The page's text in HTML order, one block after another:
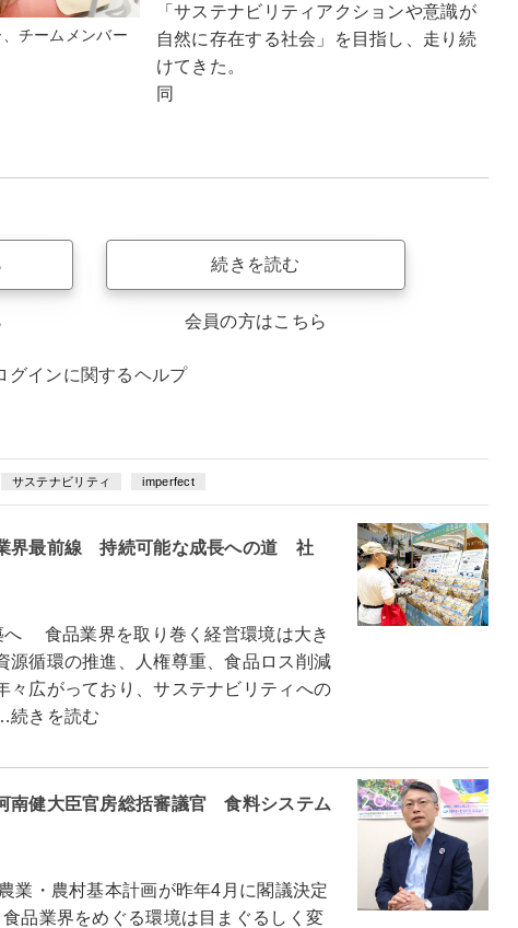
チームメンバー
「サステナビリティアクションや意識が
自然に存在する社会」を目指し、走り続
けてきた。
同
続きを読む
会員の方はこちら
グインに関するヘルプ
サステナビリティ imperfect
界最前線 持続可能な成長への道 社
食品業界を取り巻く経営環境は大き
源循環の推進、人権尊重、食品ロス削減
々広がっており、サステナビリティへの
続きを読む
南健大臣官房総括審議官 食料システム
・農村基本計画が昨年4月に閣議決定
品業界をめぐる環境は目まぐるしく変